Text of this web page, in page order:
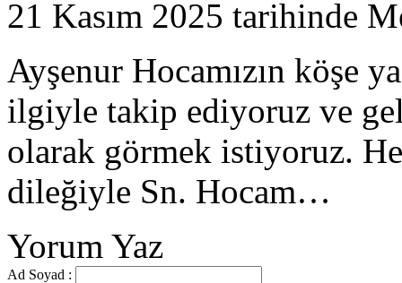
21 Kasım 2025 tarihinde
Ayşenur Hocamızın köşe
ilgiyle takip ediyoruz ve
olarak görmek istiyoruz.
dileğiyle Sn. Hocam…
Yorum Yaz
Ad Soyad :